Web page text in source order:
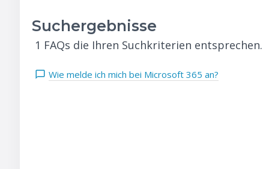
Suchergebnisse
1 FAQs die Ihren Suchkriterien entsprechen.
Wie melde ich mich bei Microsoft 365 an?